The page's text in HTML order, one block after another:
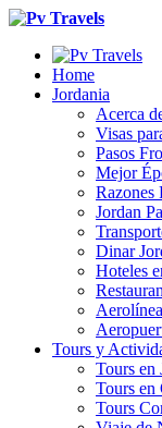
Home
Jordania
Acerca
Visas
Pasos
Mejor
Razones
Jordan
Dinar
Hoteles
Tours y
Tours en
Tours en
Tours